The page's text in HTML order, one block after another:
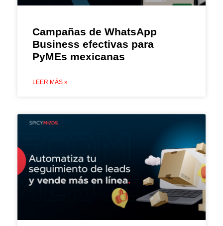
Campañas de WhatsApp
Business efectivas para
PyMEs mexicanas
LEER MÁS »